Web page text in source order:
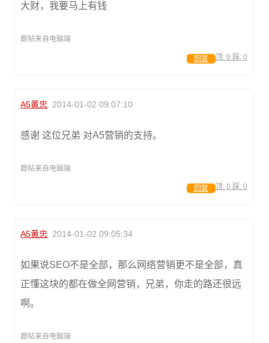
大财，我要马上有钱
跟帖来自电脑端
顶: 0 踩: 0
回复
A5黄忠 2014-01-02 09:07:10
感谢 这位兄弟 对A5营销的支持。
跟帖来自电脑端
顶: 0 踩: 0
回复
A5黄忠 2014-01-02 09:05:34
如果说SEO不是全部，那么网络营销更不是全部，真
正懂这块的都在做全网营销，兄弟，你走的路还很远
啊。
跟帖来自电脑端